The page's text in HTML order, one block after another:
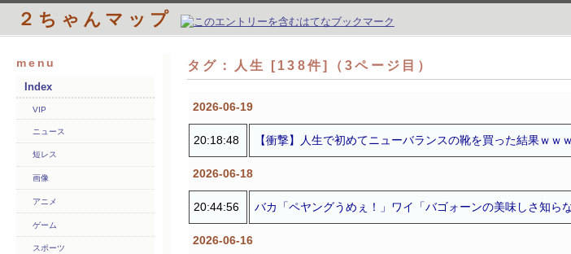
２ちゃんマップ
menu
Index
VIP
ニュース
短レス
画像
アニメ
ゲーム
スポーツ
タグ：人生 [138件]（3ページ目）
2026-06-19
20:18:48 【衝撃】人生で初めてニューバランスの靴を買った結果ｗｗ
2026-06-18
20:44:56 バカ「ペヤングうめぇ！」ワイ「バゴォーンの美味しさ知
2026-06-16